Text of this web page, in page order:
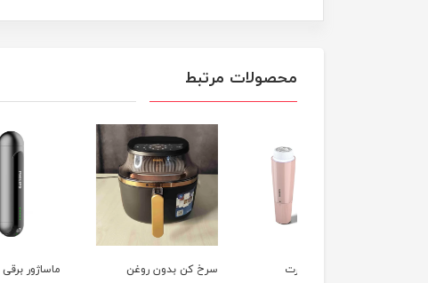
محصولات مرتبط
سرخ کن بدون روغن
ماساژور برقی فیلیپس